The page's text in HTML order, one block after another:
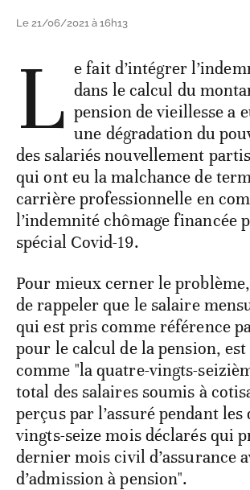
Le 21/06/2021 à 16h13
L e fait d’intégrer
dans le calcul du
pension de vieillesse a
une dégradation du
des salariés nouvellement
qui ont eu la malchance de
carrière professionnelle en
l’indemnité chômage financée
spécial Covid-19.
Pour mieux cerner le
de rappeler que le salaire
qui est pris comme référence
pour le calcul de la pension,
comme "la quatre-vingts-
total des salaires soumis à
perçus par l’assuré pendant les
vingts-seize mois déclarés qui
dernier mois civil d’assurance
d’admission à pension".